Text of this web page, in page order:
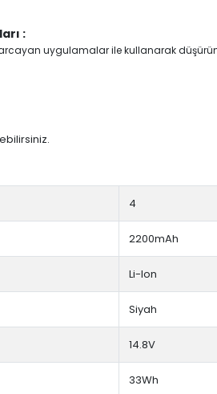
:
uygulamalar ile kullanarak
4
2200mAh
Li-Ion
Siyah
14.8V
33Wh